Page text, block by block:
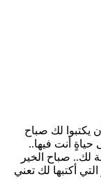
يكتبوا لك صباح
حياةٍ أنت فيها..
لك.. صباح الخير
أكتبها لك تعني